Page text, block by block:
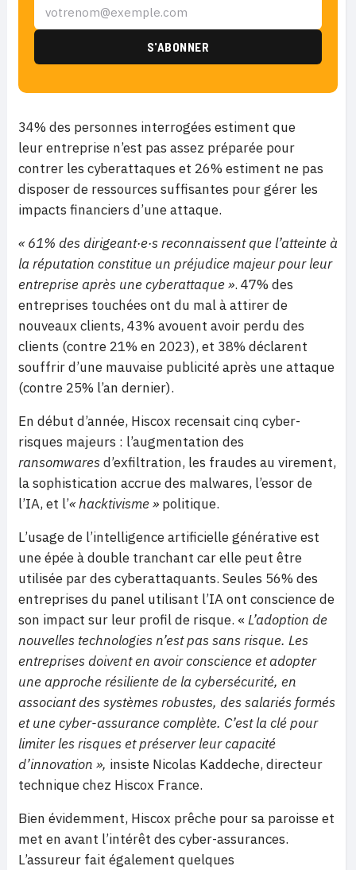
34% des personnes interrogées estiment que
leur entreprise n’est pas assez préparée pour
contrer les cyberattaques et 26% estiment ne pas
disposer de ressources suffisantes pour gérer les
impacts financiers d’une attaque.
« 61% des dirigeant·e·s reconnaissent que l’atteinte à
la réputation constitue un préjudice majeur pour leur
entreprise après une cyberattaque ». 47% des
entreprises touchées ont du mal à attirer de
nouveaux clients, 43% avouent avoir perdu des
clients (contre 21% en 2023), et 38% déclarent
souffrir d’une mauvaise publicité après une attaque
(contre 25% l’an dernier).
En début d’année, Hiscox recensait cinq cyber-
risques majeurs : l’augmentation des
ransomwaresd’exfiltration, les fraudes au virement,
la sophistication accrue des malwares, l’essor de
l’IA, et l’« hacktivisme » politique.
L’usage de l’intelligence artificielle générative est
une épée à double tranchant car elle peut être
utilisée par des cyberattaquants. Seules 56% des
entreprises du panel utilisant l’IA ont conscience de
son impact sur leur profil de risque. « L’adoption de
nouvelles technologies n’est pas sans risque. Les
entreprises doivent en avoir conscience et adopter
une approche résiliente de la cybersécurité, en
associant des systèmes robustes, des salariés formés
et une cyber-assurance complète. C’est la clé pour
limiter les risques et préserver leur capacité
d’innovation », insiste Nicolas Kaddeche, directeur
technique chez Hiscox France.
Bien évidemment, Hiscox prêche pour sa paroisse et
met en avant l’intérêt des cyber-assurances.
L’assureur fait également quelques